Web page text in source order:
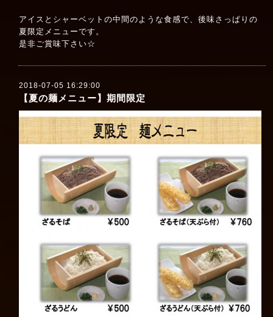
アイスとシャーベットの中間のような食感で、後味さっぱりの
夏限定メニューです。
是非ご賞味下さい☆
2018-07-05 16:29:00
【夏の麺メニュー】期間限定